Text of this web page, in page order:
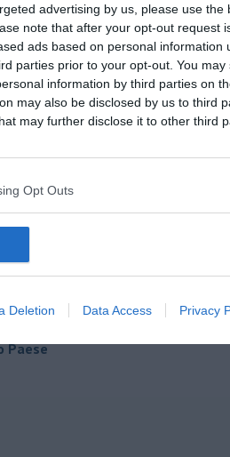
advertising by us, please use the
note that after your opt-out request
ads based on personal information
parties prior to your opt-out. You
information by third parties on
may also be disclosed by us to third
may further disclose it to other third
Opt Outs
Deletion Data Access Privacy
Paese